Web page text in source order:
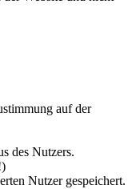
auf der
des Nutzers.
Nutzer gespeichert.